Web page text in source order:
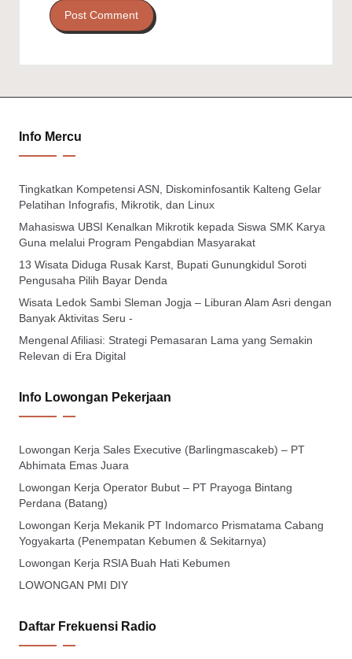
Info Mercu
Tingkatkan Kompetensi ASN, Diskominfosantik Kalteng Gelar
Pelatihan Infografis, Mikrotik, dan Linux
Mahasiswa UBSI Kenalkan Mikrotik kepada Siswa SMK Karya
Guna melalui Program Pengabdian Masyarakat
13 Wisata Diduga Rusak Karst, Bupati Gunungkidul Soroti
Pengusaha Pilih Bayar Denda
Wisata Ledok Sambi Sleman Jogja – Liburan Alam Asri dengan
Banyak Aktivitas Seru -
Mengenal Afiliasi: Strategi Pemasaran Lama yang Semakin
Relevan di Era Digital
Info Lowongan Pekerjaan
Lowongan Kerja Sales Executive (Barlingmascakeb) – PT
Abhimata Emas Juara
Lowongan Kerja Operator Bubut – PT Prayoga Bintang
Perdana (Batang)
Lowongan Kerja Mekanik PT Indomarco Prismatama Cabang
Yogyakarta (Penempatan Kebumen & Sekitarnya)
Lowongan Kerja RSIA Buah Hati Kebumen
LOWONGAN PMI DIY
Daftar Frekuensi Radio